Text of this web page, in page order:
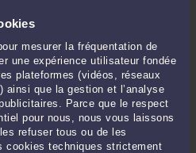
mesurer la fréquentation de
une expérience utilisateur fondée
plateformes (vidéos, réseaux
que la gestion et l’analyse
Parce que le respect
pour nous, nous vous laissons
refuser tous ou de les
cookies techniques strictement
ENVOYER
premier